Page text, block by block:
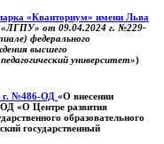
«Кванториум» имени Льва
от 09.04.2024 г. №229-
федерального
высшего
университет»)
г. №486-ОД «О внесении
«О Центре развития
образовательного
государственный